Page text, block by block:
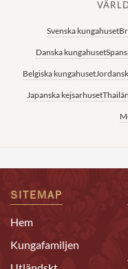
Svenska kungahuset
Danska kungahuset
Belgiska kungahuset
Japanska kejsarhuset
SITEMAP
Hem
Kungafamiljen